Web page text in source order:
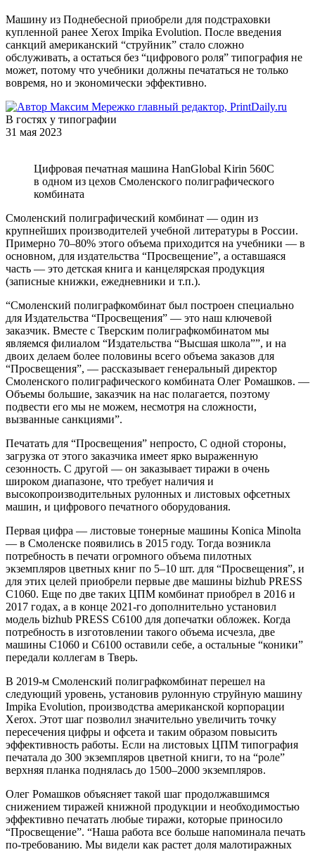
Машину из Поднебесной приобрели для подстраховки
купленной ранее Xerox Impika Evolution. После введения
санкций американский “струйник” стало сложно
обслуживать, а остаться без “цифрового роля” типография не
может, потому что учебники должны печататься не только
вовремя, но и экономически эффективно.
Максим Мережко главный редактор, PrintDaily.ru
В гостях у типографии
31 мая 2023
Цифровая печатная машина HanGlobal Kirin 560C
в одном из цехов Смоленского полиграфического
комбината
Смоленский полиграфический комбинат — один из
крупнейших производителей учебной литературы в России.
Примерно 70–80% этого объема приходится на учебники — в
основном, для издательства “Просвещение”, а оставшаяся
часть — это детская книга и канцелярская продукция
(записные книжки, ежедневники и т.п.).
“Смоленский полиграфкомбинат был построен специально
для Издательства “Просвещения” — это наш ключевой
заказчик. Вместе с Тверским полиграфкомбинатом мы
являемся филиалом “Издательства “Высшая школа””, и на
двоих делаем более половины всего объема заказов для
“Просвещения”, — рассказывает генеральный директор
Смоленского полиграфического комбината Олег Ромашков. —
Объемы большие, заказчик на нас полагается, поэтому
подвести его мы не можем, несмотря на сложности,
вызванные санкциями”.
Печатать для “Просвещения” непросто, С одной стороны,
загрузка от этого заказчика имеет ярко выраженную
сезонность. С другой — он заказывает тиражи в очень
широком диапазоне, что требует наличия и
высокопроизводительных рулонных и листовых офсетных
машин, и цифрового печатного оборудования.
Первая цифра — листовые тонерные машины Konica Minolta
— в Смоленске появились в 2015 году. Тогда возникла
потребность в печати огромного объема пилотных
экземпляров цветных книг по 5–10 шт. для “Просвещения”, и
для этих целей приобрели первые две машины bizhub PRESS
C1060. Еще по две таких ЦПМ комбинат приобрел в 2016 и
2017 годах, а в конце 2021-го дополнительно установил
модель bizhub PRESS C6100 для допечатки обложек. Когда
потребность в изготовлении такого объема исчезла, две
машины C1060 и C6100 оставили себе, а остальные “коники”
передали коллегам в Тверь.
В 2019-м Смоленский полиграфкомбинат перешел на
следующий уровень, установив рулонную струйную машину
Impika Evolution, производства американской корпорации
Xerox. Этот шаг позволил значительно увеличить точку
пересечения цифры и офсета и таким образом повысить
эффективность работы. Если на листовых ЦПМ типография
печатала до 300 экземпляров цветной книги, то на “роле”
верхняя планка поднялась до 1500–2000 экземпляров.
Олег Ромашков объясняет такой шаг продолжавшимся
снижением тиражей книжной продукции и необходимостью
эффективно печатать любые тиражи, которые приносило
“Просвещение”. “Наша работа все больше напоминала печать
по-требованию. Мы видели как растет доля малотиражных